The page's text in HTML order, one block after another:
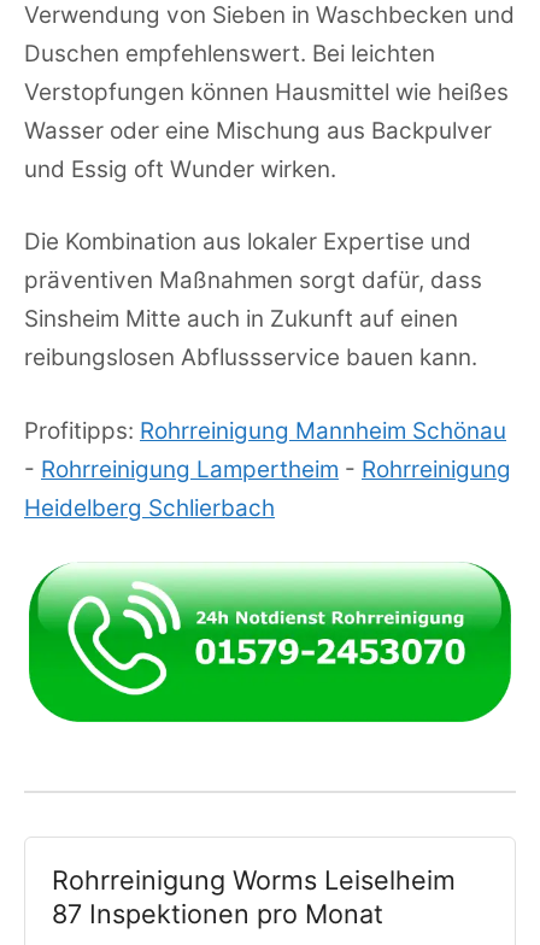
Verwendung von Sieben in Waschbecken und
Duschen empfehlenswert. Bei leichten
Verstopfungen können Hausmittel wie heißes
Wasser oder eine Mischung aus Backpulver
und Essig oft Wunder wirken.
Die Kombination aus lokaler Expertise und
präventiven Maßnahmen sorgt dafür, dass
Sinsheim Mitte auch in Zukunft auf einen
reibungslosen Abflussservice bauen kann.
Profitipps: Rohrreinigung Mannheim Schönau
- Rohrreinigung Lampertheim - Rohrreinigung
Heidelberg Schlierbach
Rohrreinigung Worms Leiselheim
87 Inspektionen pro Monat